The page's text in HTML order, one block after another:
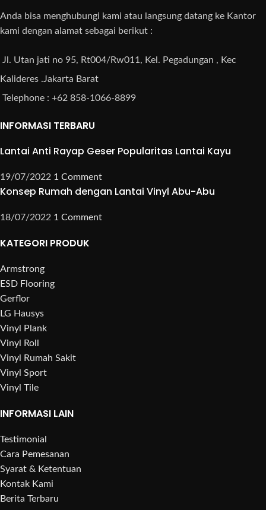
Anda bisa menghubungi kami atau langsung datang ke Kantor
kami dengan alamat sebagai berikut :
Jl. Utan jati no 95, Rt004/Rw011, Kel. Pegadungan , Kec
Kalideres .Jakarta Barat
Telephone : +62 858-1066-8899
INFORMASI TERBARU
Lantai Anti Rayap Geser Popularitas Lantai Kayu
19/07/2022 1 Comment
Konsep Rumah dengan Lantai Vinyl Abu-Abu
18/07/2022 1 Comment
KATEGORI PRODUK
Armstrong
ESD Flooring
Gerflor
LG Hausys
Vinyl Plank
Vinyl Roll
Vinyl Rumah Sakit
Vinyl Sport
Vinyl Tile
INFORMASI LAIN
Testimonial
Cara Pemesanan
Syarat & Ketentuan
Kontak Kami
Berita Terbaru